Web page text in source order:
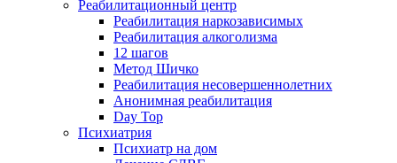
Реабилитационный центр
Реабилитация наркозависимых
Реабилитация алкоголизма
12 шагов
Метод Шичко
Реабилитация несовершеннолетних
Анонимная реабилитация
Day Top
Психиатрия
Психиатр на дом